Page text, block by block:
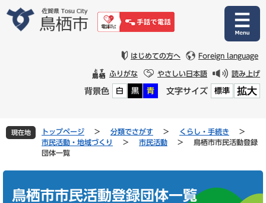
文
はじめての方へ Foreign language
ふりがな やさしい日本語 読み上げ
背景色 白 黒 青 文字サイズ 標準 拡大
現在地 トップページ > 分類でさがす > くらし・手続き
>
市民活動・地域づくり
> 市民活動 >
鳥栖市市民活動登録
団体一覧
鳥栖市市民活動登録団体一覧